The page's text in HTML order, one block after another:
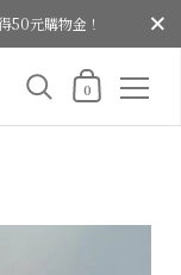
50元購物金！ 關閉
購物車
0